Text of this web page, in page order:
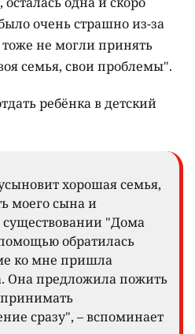
рассказала молодому
Но вместо
момента начался мой
делать. Скрывала
было возможно".
маме и сёстрам.
боялась. Отец ничего не
а сама девушка не
ему, что ещё не
осталась одна и скоро
очень страшно из-за
не могли принять
семья, свои проблемы".
ребёнка в детский